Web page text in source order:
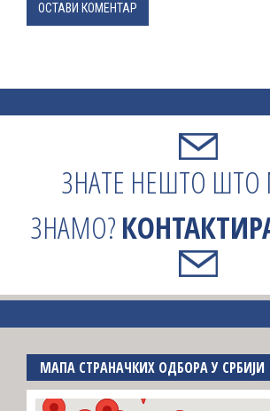
ОСТАВИ КОМЕНТАР
ЗНАТЕ НЕШТО
ЗНАМО?
МАПА СТРАНАЧКИХ ОДБОРА У СРБИЈИ